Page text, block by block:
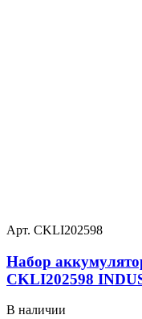
Арт. CKLI202598
Набор
CKLI202598
В наличии